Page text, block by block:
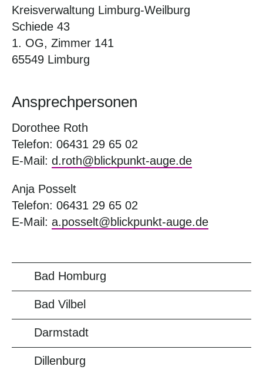
Kreisverwaltung Limburg-Weilburg
Schiede 43
1. OG, Zimmer 141
65549 Limburg
Ansprechpersonen
Dorothee Roth
Telefon: 06431 29 65 02
E-Mail: d.roth@blickpunkt-auge.de
Anja Posselt
Telefon: 06431 29 65 02
E-Mail: a.posselt@blickpunkt-auge.de
Bad Homburg
Bad Vilbel
Darmstadt
Dillenburg